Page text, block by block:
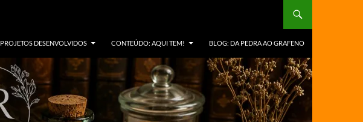
PROJETOS DESENVOLVIDOS CONTEÚDO: AQUI TEM! BLOG: DA PEDRA AO GRAFENO